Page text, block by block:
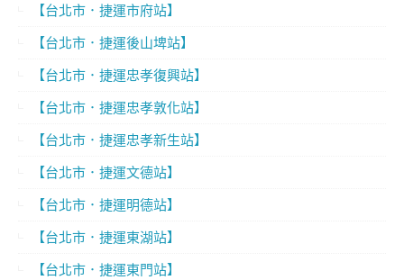
【台北市．捷運市府站】
【台北市．捷運後山埤站】
【台北市．捷運忠孝復興站】
【台北市．捷運忠孝敦化站】
【台北市．捷運忠孝新生站】
【台北市．捷運文德站】
【台北市．捷運明德站】
【台北市．捷運東湖站】
【台北市．捷運東門站】